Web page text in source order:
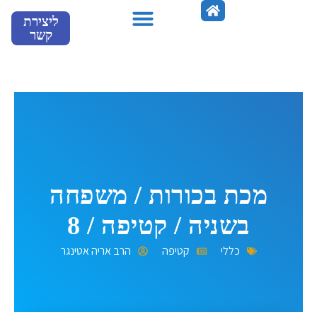
ליצירת
קשר
מכת בכורות / משפחה
בשניה / קטיפה / 8
כללי קטיפה הרב אריה אטינגר